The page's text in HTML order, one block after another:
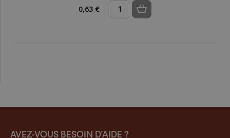
0,63 €
AVEZ-VOUS BESOIN D’AIDE ?